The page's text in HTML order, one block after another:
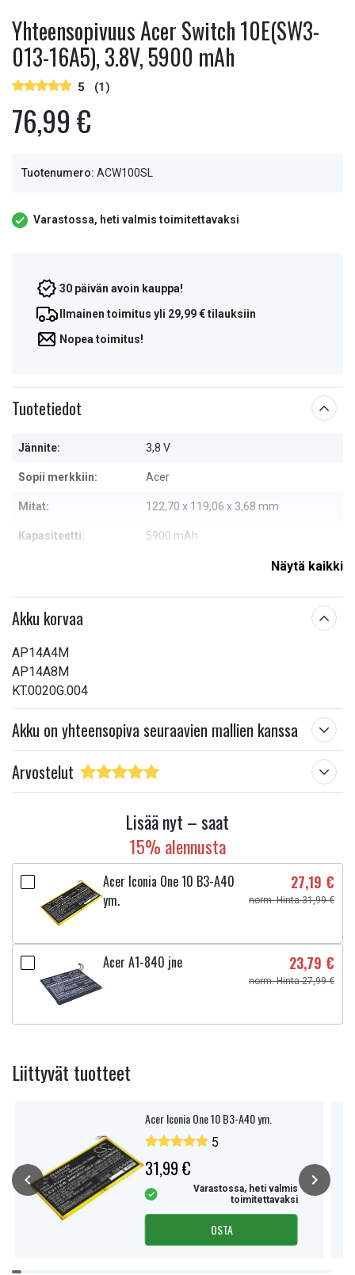
Yhteensopivuus Acer Switch 10E(SW3-
013-16A5), 3.8V, 5900 mAh
5 (1)
76,99 €
Tuotenumero: ACW100SL
Varastossa, heti valmis toimitettavaksi
30 päivän avoin kauppa!
Ilmainen toimitus yli 29,99 € tilauksiin
Nopea toimitus!
Tuotetiedot
Jännite: 3,8 V
Sopii merkkiin: Acer
Mitat: 122,70 x 119,06 x 3,68 mm
Kapasiteetti: 5900 mAh
Näytä kaikki
Akku korvaa
AP14A4M
AP14A8M
KT.0020G.004
Akku on yhteensopiva seuraavien mallien kanssa
Arvostelut
Lisää nyt – saat
15% alennusta
Acer Iconia One 10 B3-A40
ym.
27,19 €
norm. Hinta 31,99 €
Acer A1-840 jne 23,79 €
norm. Hinta 27,99 €
Liittyvät tuotteet
Acer Iconia One 10 B3-A40 ym.
5
31,99 €
Varastossa, heti valmis
toimitettavaksi
OSTA
Item